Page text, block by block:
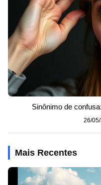
Sinônimo de
26/
Mais Recentes